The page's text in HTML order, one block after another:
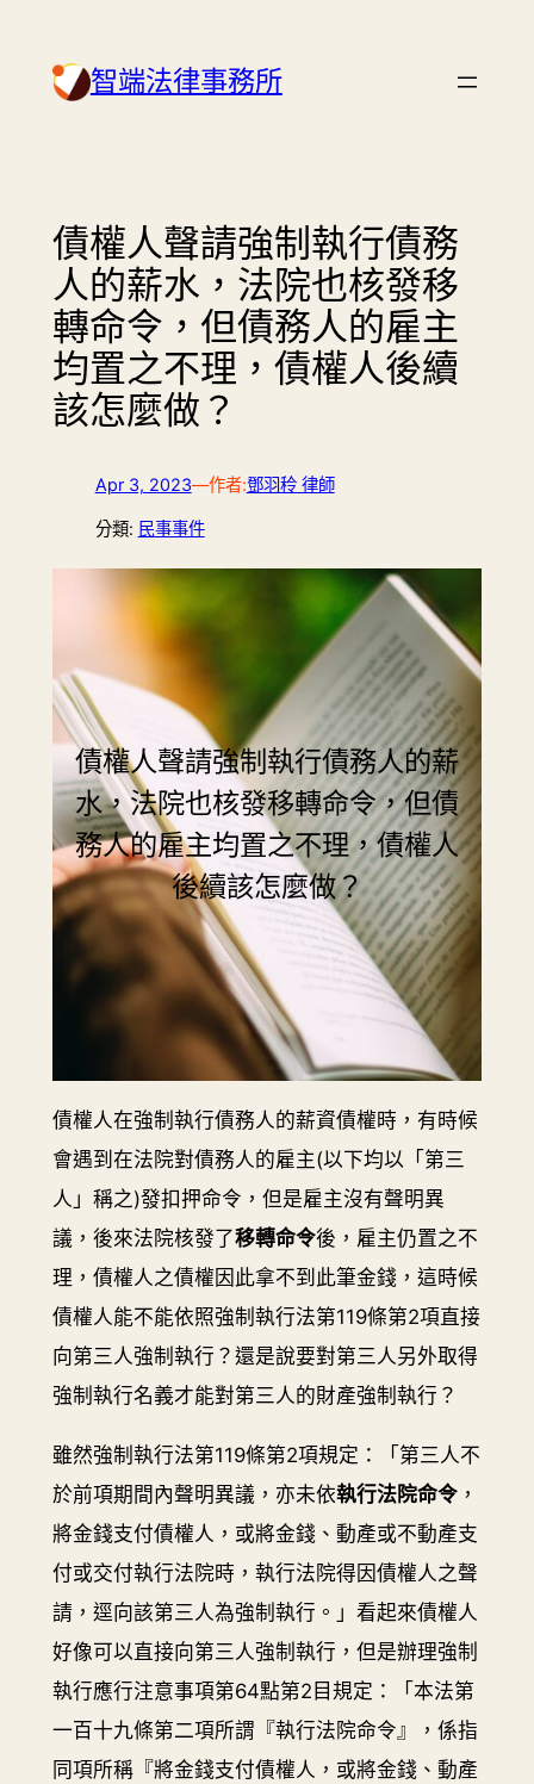
content 智端法律事務所
債權人聲請強制執行債務
人的薪水，法院也核發移
轉命令，但債務人的雇主
均置之不理，債權人後續
該怎麼做？
Apr 3, 2023—作者:鄧羽秢 律師
分類: 民事事件
債權人聲請強制執行債務人的薪
水，法院也核發移轉命令，但債
務人的雇主均置之不理，債權人
後續該怎麼做？
債權人在強制執行債務人的薪資債權時，有時候
會遇到在法院對債務人的雇主(以下均以「第三
人」稱之)發扣押命令，但是雇主沒有聲明異
議，後來法院核發了移轉命令後，雇主仍置之不
理，債權人之債權因此拿不到此筆金錢，這時候
債權人能不能依照強制執行法第119條第2項直接
向第三人強制執行？還是說要對第三人另外取得
強制執行名義才能對第三人的財產強制執行？
雖然強制執行法第119條第2項規定：「第三人不
於前項期間內聲明異議，亦未依執行法院命令，
將金錢支付債權人，或將金錢、動產或不動產支
付或交付執行法院時，執行法院得因債權人之聲
請，逕向該第三人為強制執行。」看起來債權人
好像可以直接向第三人強制執行，但是辦理強制
執行應行注意事項第64點第2目規定：「本法第
一百十九條第二項所謂『執行法院命令』，係指
同項所稱『將金錢支付債權人，或將金錢、動產